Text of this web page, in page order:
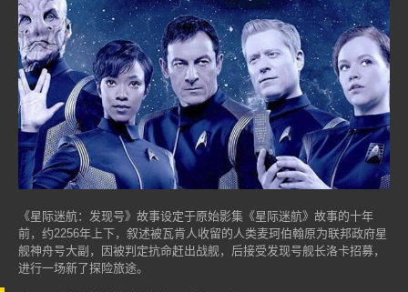
《星际迷航：发现号》故事设定于原始影集《星际迷航》故事的十年
前，约2256年上下，叙述被瓦肯人收留的人类麦珂伯翰原为联邦政府星
舰神舟号大副，因被判定抗命赶出战舰，后接受发现号舰长洛卡招募，
进行一场新了探险旅途。